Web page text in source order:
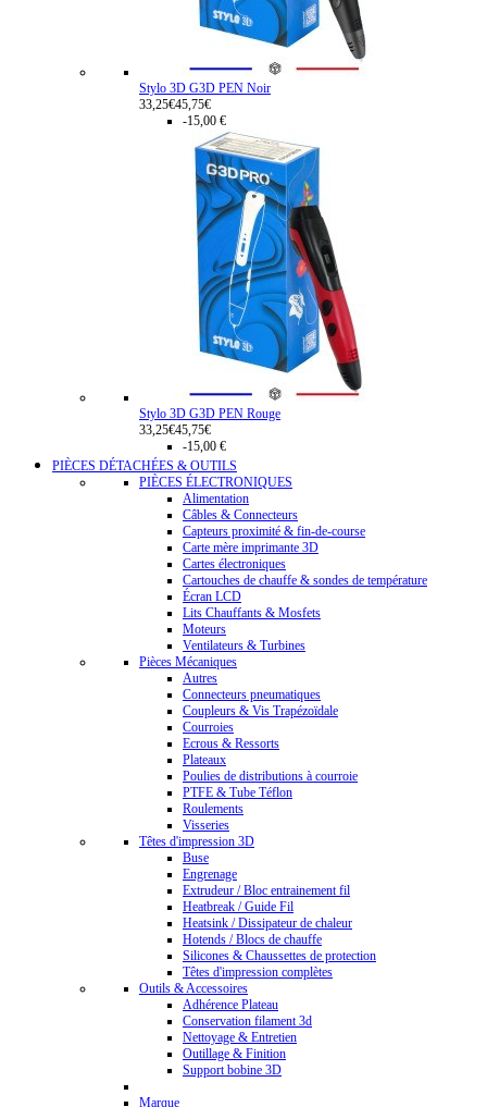
Stylo 3D G3D PEN Noir
33,25€45,75€
-15,00 €
Stylo 3D G3D PEN Rouge
33,25€45,75€
-15,00 €
PIÈCES DÉTACHÉES & OUTILS
PIÈCES ÉLECTRONIQUES
Alimentation
Câbles & Connecteurs
Capteurs proximité & fin-de-course
Carte mère imprimante 3D
Cartes électroniques
Cartouches de chauffe & sondes de température
Écran LCD
Lits Chauffants & Mosfets
Moteurs
Ventilateurs & Turbines
Pièces Mécaniques
Autres
Connecteurs pneumatiques
Coupleurs & Vis Trapézoïdale
Courroies
Ecrous & Ressorts
Plateaux
Poulies de distributions à courroie
PTFE & Tube Téflon
Roulements
Visseries
Têtes d'impression 3D
Buse
Engrenage
Extrudeur / Bloc entrainement fil
Heatbreak / Guide Fil
Heatsink / Dissipateur de chaleur
Hotends / Blocs de chauffe
Silicones & Chaussettes de protection
Têtes d'impression complètes
Outils & Accessoires
Adhérence Plateau
Conservation filament 3d
Nettoyage & Entretien
Outillage & Finition
Support bobine 3D
Marque